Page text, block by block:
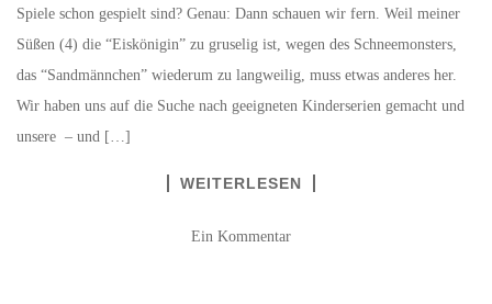
Spiele schon gespielt sind? Genau: Dann schauen wir fern. Weil meiner
Süßen (4) die “Eiskönigin” zu gruselig ist, wegen des Schneemonsters,
das “Sandmännchen” wiederum zu langweilig, muss etwas anderes her.
Wir haben uns auf die Suche nach geeigneten Kinderserien gemacht und
unsere – und […]
WEITERLESEN
Ein Kommentar